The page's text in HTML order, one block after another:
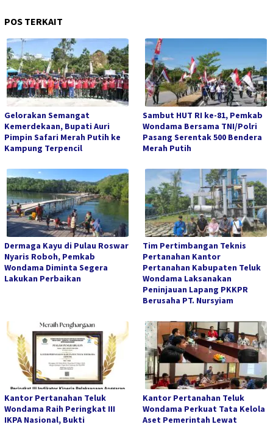
POS TERKAIT
Gelorakan Semangat
Kemerdekaan, Bupati Auri
Pimpin Safari Merah Putih ke
Kampung Terpencil
Sambut HUT RI ke-81, Pemkab
Wondama Bersama TNI/Polri
Pasang Serentak 500 Bendera
Merah Putih
Dermaga Kayu di Pulau Roswar
Nyaris Roboh, Pemkab
Wondama Diminta Segera
Lakukan Perbaikan
Tim Pertimbangan Teknis
Pertanahan Kantor
Pertanahan Kabupaten Teluk
Wondama Laksanakan
Peninjauan Lapang PKKPR
Berusaha PT. Nursyiam
Kantor Pertanahan Teluk
Wondama Raih Peringkat III
IKPA Nasional, Bukti
Kantor Pertanahan Teluk
Wondama Perkuat Tata Kelola
Aset Pemerintah Lewat